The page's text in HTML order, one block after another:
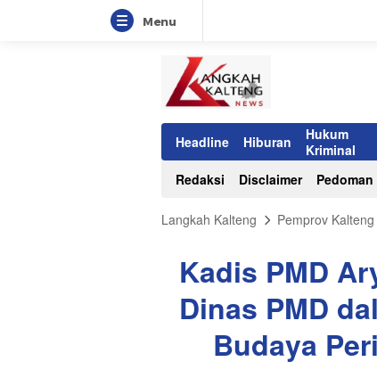
Menu
Headline Hiburan
Hukum
Kriminal
Redaksi Disclaimer
Langkah Kalteng Pemprov Kalteng
Kadis PMD
Dinas PMD
Budaya